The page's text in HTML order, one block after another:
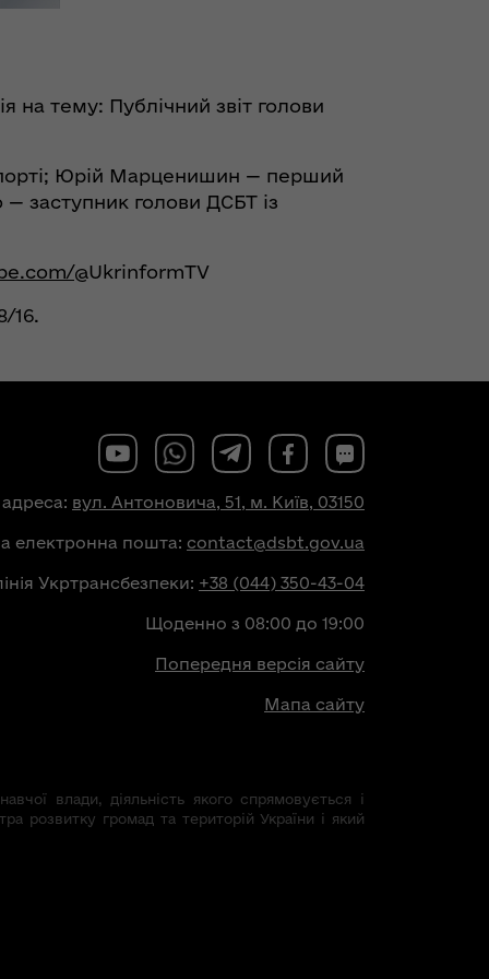
на тему: Публічний звіт голови
Юрій Марценишин — перший
заступник голови ДСБТ із
@UkrinformTV
16.
вул. Антоновича, 51, м. Київ, 03150
електронна пошта: contact@dsbt.gov.ua
Укртрансбезпеки: +38 (044) 350-43-04
Щоденно з 08:00 до 19:00
Попередня версія сайту
Мапа сайту
влади, діяльність якого спрямовується і
розвитку громад та територій України і який